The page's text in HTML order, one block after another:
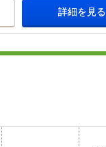
詳細を見る